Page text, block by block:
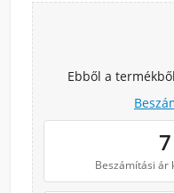
Ebből a
Beszámítási ár